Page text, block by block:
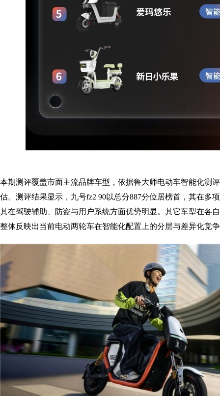
本期测评覆盖市面主流品牌车型，依据鲁大师电动车智能化测
估。测评结果显示，九号fz2 90以总分887分位居榜首，其在多
其在驾驶辅助、防盗与用户系统方面优势明显。其它车型在各
整体反映出当前电动两轮车在智能化配置上的分层与差异化竞